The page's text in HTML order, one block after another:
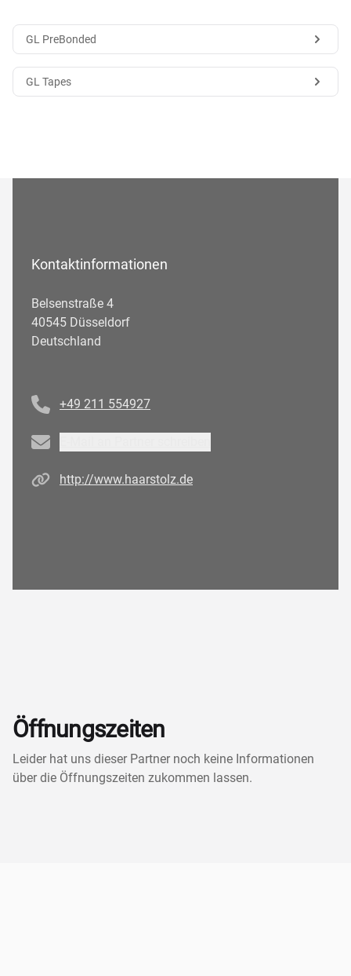
GL PreBonded
GL Tapes
Kontaktinformationen
Belsenstraße 4
40545 Düsseldorf
Deutschland
+49 211 554927
Email
Homepagehttp://www.haarstolz.de
Öffnungszeiten
Leider hat uns dieser Partner noch keine Informationen
über die Öffnungszeiten zukommen lassen.